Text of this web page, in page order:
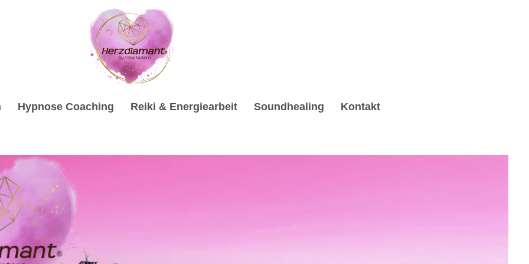
Hypnose Coaching Reiki & Energiearbeit Soundhealing Kontakt
Krozingen bei ↗️💓️Herzdiamant.net oder ✓Soundhealing & Reiki, Gesprächstherapie, Hypnose,
Beratung, ✓Gesprächstherapie, ✓Hypnose, ✓Soundhealing & Reiki als auch ✓Psychotherapie
Ihr spirituelle psychologische Beraterin. Nutzen Sie unsere Erfahrung ✉.